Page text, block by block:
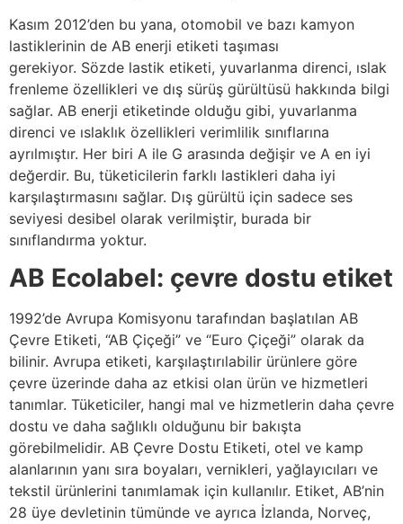
Kasım 2012’den bu yana, otomobil ve bazı kamyon
lastiklerinin de AB enerji etiketi taşıması
gerekiyor. Sözde lastik etiketi, yuvarlanma direnci, ıslak
frenleme özellikleri ve dış sürüş gürültüsü hakkında bilgi
sağlar. AB enerji etiketinde olduğu gibi, yuvarlanma
direnci ve ıslaklık özellikleri verimlilik sınıflarına
ayrılmıştır. Her biri A ile G arasında değişir ve A en iyi
değerdir. Bu, tüketicilerin farklı lastikleri daha iyi
karşılaştırmasını sağlar. Dış gürültü için sadece ses
seviyesi desibel olarak verilmiştir, burada bir
sınıflandırma yoktur.
AB Ecolabel: çevre dostu etiket
1992’de Avrupa Komisyonu tarafından başlatılan AB
Çevre Etiketi, “AB Çiçeği” ve “Euro Çiçeği” olarak da
bilinir. Avrupa etiketi, karşılaştırılabilir ürünlere göre
çevre üzerinde daha az etkisi olan ürün ve hizmetleri
tanımlar. Tüketiciler, hangi mal ve hizmetlerin daha çevre
dostu ve daha sağlıklı olduğunu bir bakışta
görebilmelidir. AB Çevre Dostu Etiketi, otel ve kamp
alanlarının yanı sıra boyaları, vernikleri, yağlayıcıları ve
tekstil ürünlerini tanımlamak için kullanılır. Etiket, AB’nin
28 üye devletinin tümünde ve ayrıca İzlanda, Norveç,